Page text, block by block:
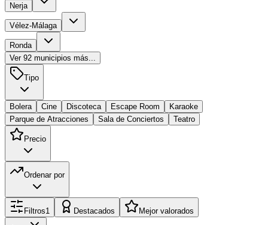
Nerja
Vélez-Málaga
Ronda
Ver 92 municipios más...
Tipo
Bolera Cine Discoteca Escape Room
Karaoke
Parque de Atracciones
Sala de Conciertos Teatro
Precio
Ordenar por
Filtros1 Destacados Mejor valorados